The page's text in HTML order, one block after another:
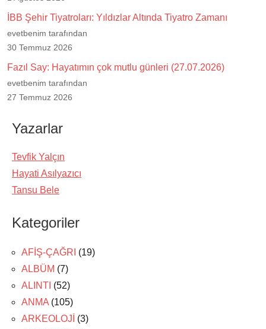
İBB Şehir Tiyatroları: Yıldızlar Altında Tiyatro Zamanı
evetbenim tarafından
30 Temmuz 2026
Fazıl Say: Hayatımın çok mutlu günleri (27.07.2026)
evetbenim tarafından
27 Temmuz 2026
Yazarlar
Tevfik Yalçın
Hayati Asılyazıcı
Tansu Bele
Kategoriler
AFİŞ-ÇAĞRI (19)
ALBÜM (7)
ALINTI (52)
ANMA (105)
ARKEOLOJİ (3)